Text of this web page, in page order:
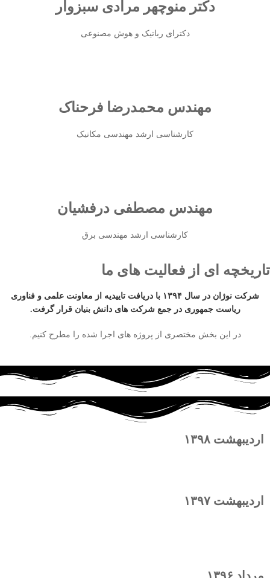
دکتر منوچهر مرادی سبزوار
دکترای رباتیک و هوش مصنوعی
مهندس محمدرضا فرحناک
کارشناسی ارشد مهندسی مکانیک
مهندس مصطفی درفشیان
کارشناسی ارشد مهندسی برق
تاریخچه ای از فعالیت های ما
شرکت نوژان در سال ۱۳۹۴ با دریافت تاییدیه از معاونت علمی و فناوری
ریاست جمهوری در جمع شرکت های دانش بنیان قرار گرفت.
در این بخش مختصری از پروژه های اجرا شده را مطرح کنیم.
اردیبهشت ۱۳۹۸
اردیبهشت ۱۳۹۷